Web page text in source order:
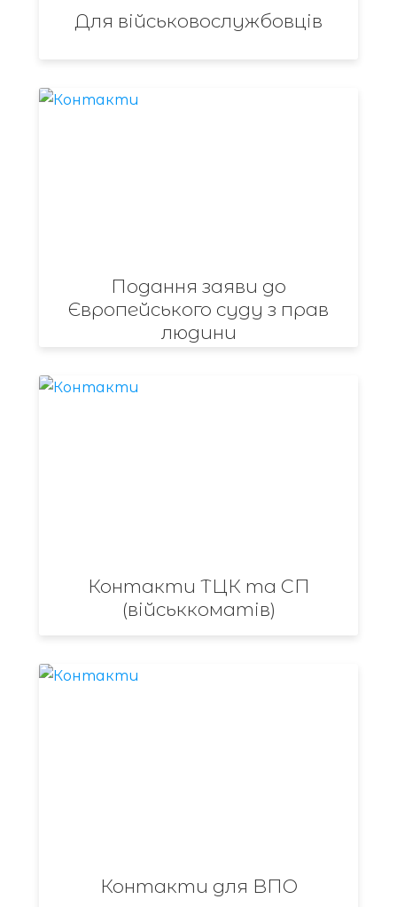
Для військовослужбовців
Подання заяви до
Європейського суду з прав
людини
Контакти ТЦК та СП
(військкоматів)
Контакти для ВПО